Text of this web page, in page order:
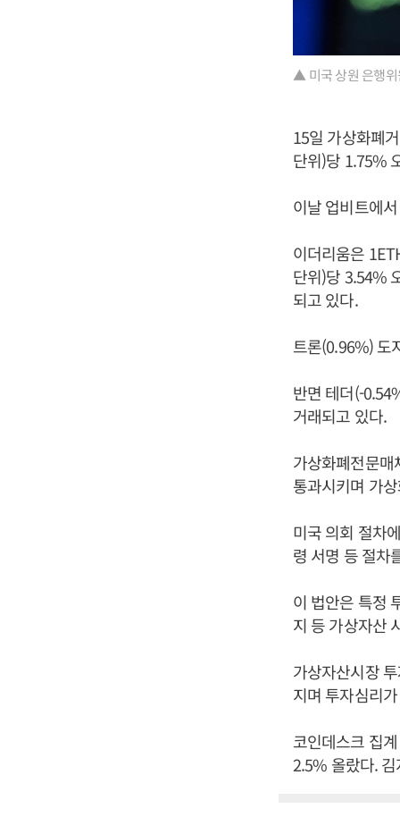
▲ 미국 상원 은행위
15일 가상화폐
단위)당 1.75%
이날 업비트에
이더리움은
단위)당 3.54%
되고 있다.
트론(0.96%) 도
반면 테더(-
거래되고 있다.
가상화폐전문
통과시키며 가
미국 의회 절차
령 서명 등 절차
이 법안은 특정
지 등 가상자산
가상자산시장
지며 투자심리
코인데스크 집
2.5% 올랐다.